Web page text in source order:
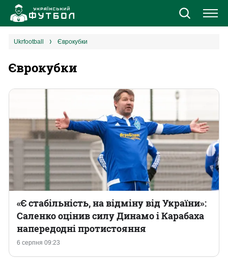
Єврокубки
УПЛ
1 ліга
2 ліга
Різне
Букмекери
ukrfootball Єврокубки
Єврокубки
6 серпня 09:23
«Є стабільність, на відміну від України»:
Саленко оцінив силу Динамо і Карабаха
напередодні протистояння